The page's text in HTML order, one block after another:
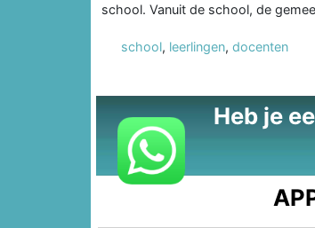
school. Vanuit de school, de
school, leerlingen, docenten
Heb je